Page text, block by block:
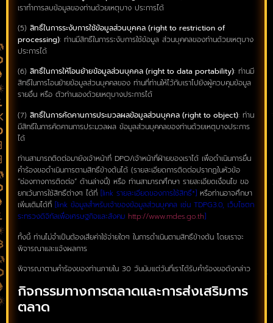
เราทำการลบข้อมูลของท่านด้วยเหตุบาง ประการได้
(5) สิทธิ์ในการระงับการใช้ข้อมูลส่วนบุคคล (right to restriction of
processing): ท่านมีสิทธิ์ในการระงับการใช้ข้อมูล ส่วนบุคคลของท่านด้วยเหตุบาง
ประการได้
(6) สิทธิ์ในการให้โอนย้ายข้อมูลส่วนบุคคล (right to data portability): ท่านมี
สิทธิ์ในการโอนย้ายข้อมูลส่วนบุคคลของ ท่านที่ท่านให้ไว้กับเราไปยังผู้ควบคุมข้อมูล
รายอื่น หรือ ตัวท่านเองด้วยเหตุบางประการได้
(7) สิทธิ์ในการคัดคานการประมวลผลข้อมูลส่วนบุคคล (right to object): ท่าน
มีสิทธิ์ในการคัดคานการประมวลผล ข้อมูลส่วนบุคคลของท่านด้วยเหตุบางประการ
ได้
ท่านสามารถติดต่อมายังเจ้าหน้าที่ DPO/เจ้าหน้าที่ฝ่ายของเราได้ เพื่อดำเนินการยื่น
คำร้องขอดำเนินการตามสิทธิ์ข้างต้นได้ (รายละเอียดการติดต่อปรากฏในหัวข้อ
“ช่องทางการติดต่อ” ด้านล่างนี้) หรือ ท่านสามารถศึกษา รายละเอียดเงื่อนไข ขอ
ยกเว้นการใช้สิทธิ์ต่างๆ ได้ที่ [link รายละเอียดของการใช้สิทธิ์*] หรือท่านอาจศึกษา
เพิ่มเติมได้ที่ [link ข้อมูลสำหรับเจ้าของข้อมูลส่วนบุคคล เช่น TDPG3.0, เว็บไซตก
ระทรวงดิจิทัลเพื่อเศรษฐกิจและสังคม http://www.mdes.go.th]
ทั้งนี้ ท่านไม่จำเป็นต้องเสียค่าใช้จ่ายใดๆ ในการดำเนินตามสิทธิ์ข้างต้น โดยเราจะ
พิจารณาและแจ้งผลการ
พิจารณาตามคำร้องของท่านภายใน 30 วันนับแต่วันที่เราได้รับคำร้องขอดังกล่าว
กิจกรรมทางการตลาดและการส่งเสริมการ
ตลาด